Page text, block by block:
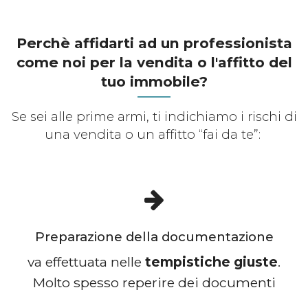
Perchè affidarti ad un professionista
come noi per la vendita o l'affitto del
tuo immobile?
Se sei alle prime armi, ti indichiamo i rischi di
una vendita o un affitto “fai da te”:
Preparazione della documentazione
va effettuata nelle tempistiche giuste.
Molto spesso reperire dei documenti